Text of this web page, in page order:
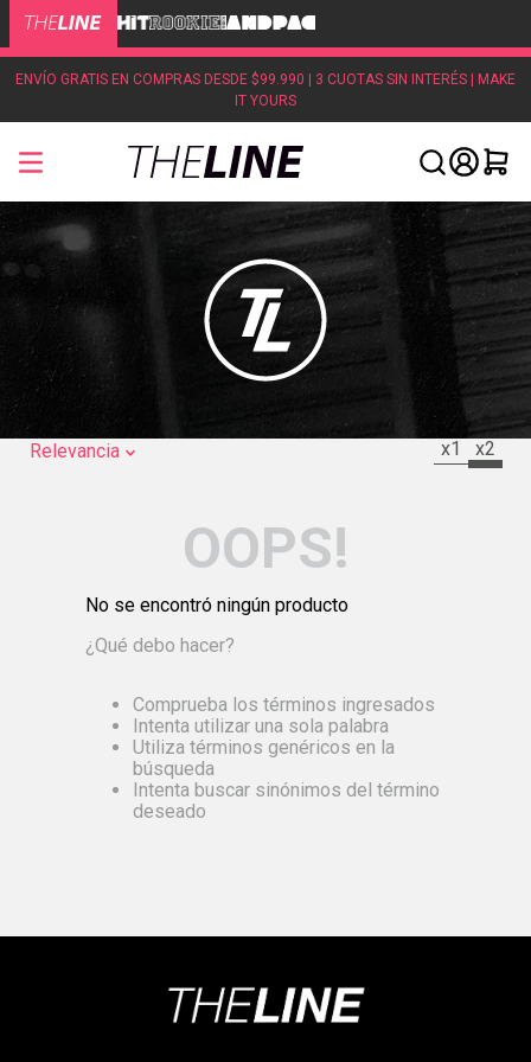
ENVÍO GRATIS EN COMPRAS DESDE $99.990 | 3 CUOTAS SIN INTERÉS | MAKE
IT YOURS
Relevancia x1 x2
OOPS!
No se encontró ningún producto
¿Qué debo hacer?
Comprueba los términos ingresados
Intenta utilizar una sola palabra
Utiliza términos genéricos en la
búsqueda
Intenta buscar sinónimos del término
deseado